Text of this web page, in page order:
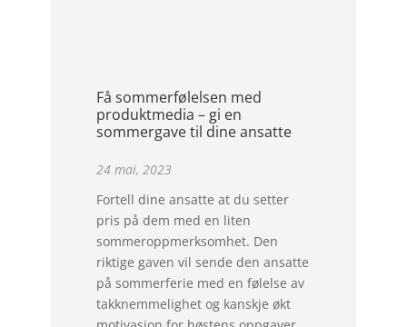
Få sommerfølelsen med
produktmedia – gi en
sommergave til dine ansatte
24 mai, 2023
Fortell dine ansatte at du setter
pris på dem med en liten
sommeroppmerksomhet. Den
riktige gaven vil sende den ansatte
på sommerferie med en følelse av
takknemmelighet og kanskje økt